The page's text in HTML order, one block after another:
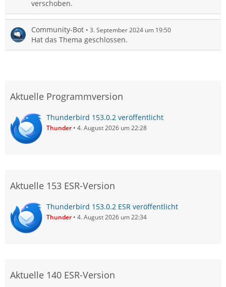
verschoben.
Community-Bot 3. September 2024 um 19:50
Hat das Thema geschlossen.
Aktuelle Programmversion
Thunderbird 153.0.2 veröffentlicht
Thunder 4. August 2026 um 22:28
Aktuelle 153 ESR-Version
Thunderbird 153.0.2 ESR veröffentlicht
Thunder 4. August 2026 um 22:34
Aktuelle 140 ESR-Version